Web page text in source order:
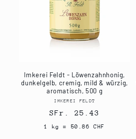
Imkerei Feldt - Löwenzahnhonig,
dunkelgelb, cremig, mild & würzig,
aromatisch, 500 g
Anbieter:
IMKEREI FELDT
Normaler
Preis
SFr. 25.43
1 kg = 50.86 CHF